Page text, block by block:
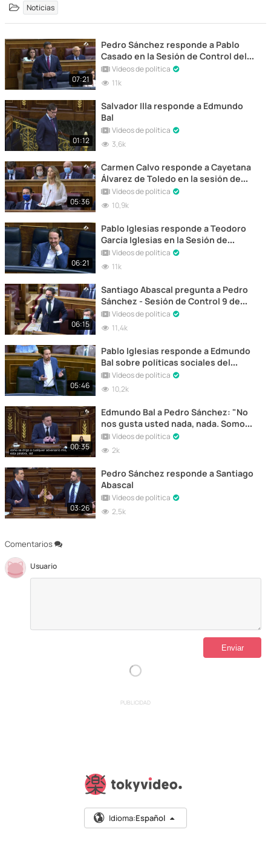
Noticias
Comentarios
Usuario
07:21
Pedro Sánchez responde a Pablo
Casado en la Sesión de Control del
22 de Julio de 2020
Vídeos de política
11k
01:12
Salvador Illa responde a Edmundo
Bal
Vídeos de política
3,6k
05:36
Carmen Calvo responde a Cayetana
Álvarez de Toledo en la sesión de
control al Gobierno 22 de Julio 2020
Vídeos de política
10,9k
06:21
Pablo Iglesias responde a Teodoro
García Iglesias en la Sesión de
Control al Gobierno del 22 de Julio
2020
Vídeos de política
11k
06:15
Santiago Abascal pregunta a Pedro
Sánchez - Sesión de Control 9 de
Septiembre 2020
Vídeos de política
11,4k
05:46
Pablo Iglesias responde a Edmundo
Bal sobre políticas sociales del
Gobierno
Vídeos de política
10,2k
00:35
Edmundo Bal a Pedro Sánchez: "No
nos gusta usted nada, nada. Somos
adversarios. Pero somos el centro
moderado"
Vídeos de política
2k
03:26
Pedro Sánchez responde a Santiago
Abascal
Vídeos de política
2,5k
PUBLICIDAD
Idioma:Español